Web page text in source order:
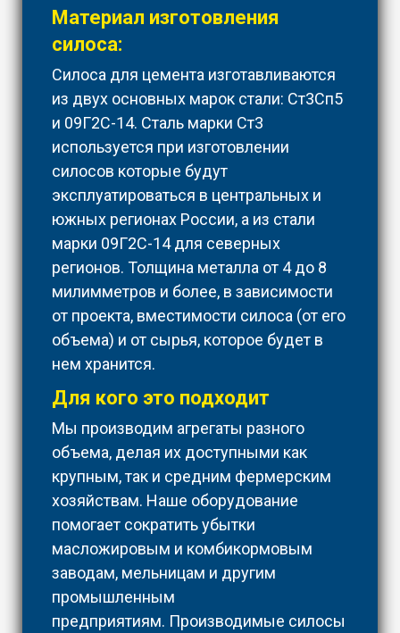
Материал изготовления
силоса:
Силоса для цемента изготавливаются
из двух основных марок стали: Ст3Сп5
и 09Г2С-14. Сталь марки Ст3
используется при изготовлении
силосов которые будут
эксплуатироваться в центральных и
южных регионах России, а из стали
марки 09Г2С-14 для северных
регионов. Толщина металла от 4 до 8
милимметров и более, в зависимости
от проекта, вместимости силоса (от его
объема) и от сырья, которое будет в
нем хранится.
Для кого это подходит
Мы производим агрегаты разного
объема, делая их доступными как
крупным, так и средним фермерским
хозяйствам. Наше оборудование
помогает сократить убытки
масложировым и комбикормовым
заводам, мельницам и другим
промышленным
предприятиям. Производимые силосы